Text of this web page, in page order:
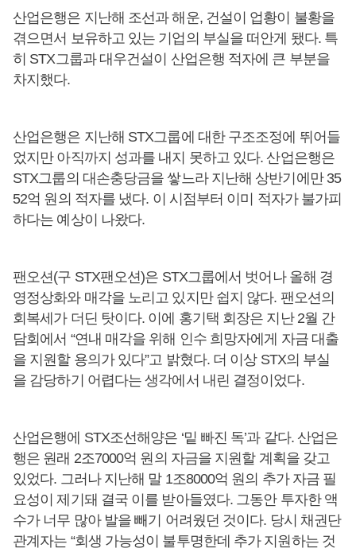
산업은행은 지난해 조선과 해운, 건설이 업황이 불황을
겪으면서 보유하고 있는 기업의 부실을 떠안게 됐다. 특
히 STX그룹과 대우건설이 산업은행 적자에 큰 부분을
차지했다.
산업은행은 지난해 STX그룹에 대한 구조조정에 뛰어들
었지만 아직까지 성과를 내지 못하고 있다. 산업은행은
STX그룹의 대손충당금을 쌓느라 지난해 상반기에만 35
52억 원의 적자를 냈다. 이 시점부터 이미 적자가 불가피
하다는 예상이 나왔다.
팬오션(구 STX팬오션)은 STX그룹에서 벗어나 올해 경
영정상화와 매각을 노리고 있지만 쉽지 않다. 팬오션의
회복세가 더딘 탓이다. 이에 홍기택 회장은 지난 2월 간
담회에서 “연내 매각을 위해 인수 희망자에게 자금 대출
을 지원할 용의가 있다”고 밝혔다. 더 이상 STX의 부실
을 감당하기 어렵다는 생각에서 내린 결정이었다.
산업은행에 STX조선해양은 ‘밑 빠진 독’과 같다. 산업은
행은 원래 2조7000억 원의 자금을 지원할 계획을 갖고
있었다. 그러나 지난해 말 1조8000억 원의 추가 자금 필
요성이 제기돼 결국 이를 받아들였다. 그동안 투자한 액
수가 너무 많아 발을 빼기 어려웠던 것이다. 당시 채권단
관계자는 “회생 가능성이 불투명한데 추가 지원하는 것